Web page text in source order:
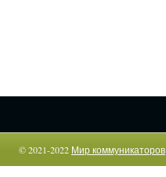
© 2021-2022 Мир коммуникаторов